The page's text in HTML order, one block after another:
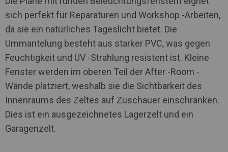
sich perfekt für Reparaturen und Workshop -Arbeiten,
da sie ein natürliches Tageslicht bietet. Die
Ummantelung besteht aus starker PVC, was gegen
Feuchtigkeit und UV -Strahlung resistent ist. Kleine
Fenster werden im oberen Teil der After -Room -
Wände platziert, weshalb sie die Sichtbarkeit des
Innenraums des Zeltes auf Zuschauer einschränken.
Dies ist ein ausgezeichnetes Lagerzelt und ein
Garagenzelt.